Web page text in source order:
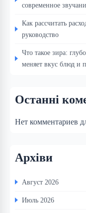
современное
Как рассчитать
руководство
Что такое зира:
меняет вкус блюд и
Останні
Нет комментариев
Архіви
Август 2026
Июль 2026